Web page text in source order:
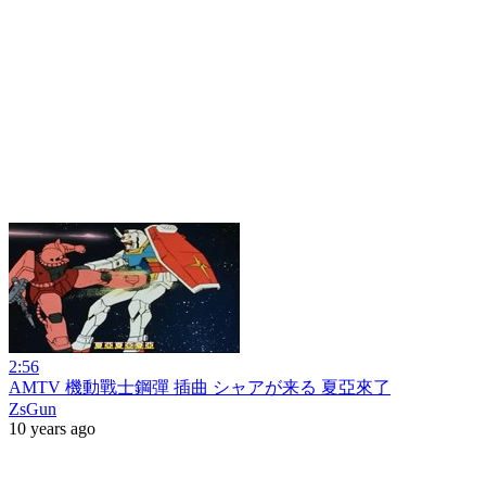
2:56
AMTV 機動戰士鋼彈 插曲 シャアが来る 夏亞來了
ZsGun
10 years ago